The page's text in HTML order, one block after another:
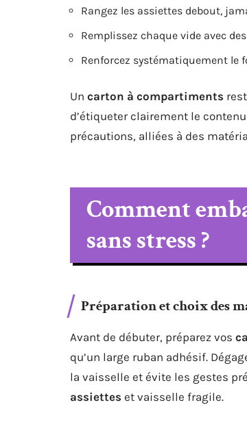
Rangez les assiettes debout,
Remplissez chaque vide avec
Renforcez systématiquement le
Un carton à compartiments
d’étiqueter clairement le
précautions, alliées à des
Comment
sans stress ?
Préparation et choix des
Avant de débuter, préparez vos
qu’un large ruban adhésif.
la vaisselle et évite les gestes
assiettes et vaisselle fragile.